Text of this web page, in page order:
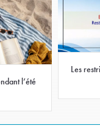
l’été
Les